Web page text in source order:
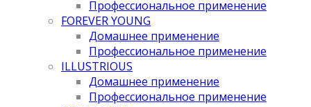
Профессиональное применение
FOREVER YOUNG
Домашнее применение
Профессиональное применение
ILLUSTRIOUS
Домашнее применение
Профессиональное применение